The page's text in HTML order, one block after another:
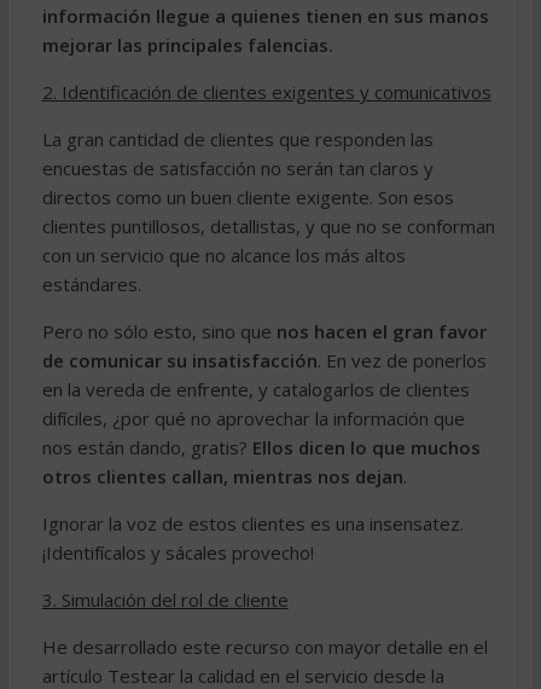
información llegue a quienes tienen en sus manos
mejorar las principales falencias.
2. Identificación de clientes exigentes y comunicativos
La gran cantidad de clientes que responden las
encuestas de satisfacción no serán tan claros y
directos como un buen cliente exigente. Son esos
clientes puntillosos, detallistas, y que no se conforman
con un servicio que no alcance los más altos
estándares.
Pero no sólo esto, sino que nos hacen el gran favor
de comunicar su insatisfacción. En vez de ponerlos
en la vereda de enfrente, y catalogarlos de clientes
difíciles, ¿por qué no aprovechar la información que
nos están dando, gratis? Ellos dicen lo que muchos
otros clientes callan, mientras nos dejan.
Ignorar la voz de estos clientes es una insensatez.
¡Identifícalos y sácales provecho!
3. Simulación del rol de cliente
He desarrollado este recurso con mayor detalle en el
artículo Testear la calidad en el servicio desde la